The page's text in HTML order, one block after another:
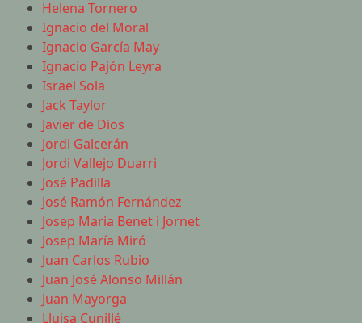
Helena Tornero
Ignacio del Moral
Ignacio García May
Ignacio Pajón Leyra
Israel Sola
Jack Taylor
Javier de Dios
Jordi Galcerán
Jordi Vallejo Duarri
José Padilla
José Ramón Fernández
Josep Maria Benet i Jornet
Josep María Miró
Juan Carlos Rubio
Juan José Alonso Millán
Juan Mayorga
Lluisa Cunillé